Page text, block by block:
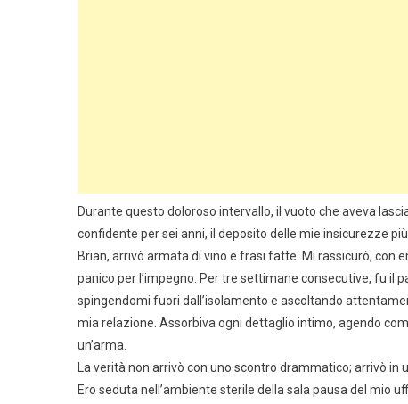
Durante questo doloroso intervallo, il vuoto che aveva
confidente per sei anni, il deposito delle mie insicurezze
Brian, arrivò armata di vino e frasi fatte. Mi rassicurò, con
panico per l’impegno. Per tre settimane consecutive, fu il
spingendomi fuori dall’isolamento e ascoltando
mia relazione. Assorbiva ogni dettaglio intimo, agendo
un’arma.
La verità non arrivò con uno scontro drammatico; arrivò
Ero seduta nell’ambiente sterile della sala pausa del mio